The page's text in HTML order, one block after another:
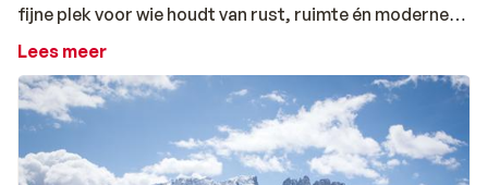
fijne plek voor wie houdt van rust, ruimte én moderne
pistes, zonder het massale gevoel van grotere
Obereggen ligt direct aan de liften, waardoor je ’s
ochtends letterlijk zo de piste op glijdt. Geen gedoe,
geen wachttijden – gewoon ski’s aan en gaan. Ideaal als
Lees meer